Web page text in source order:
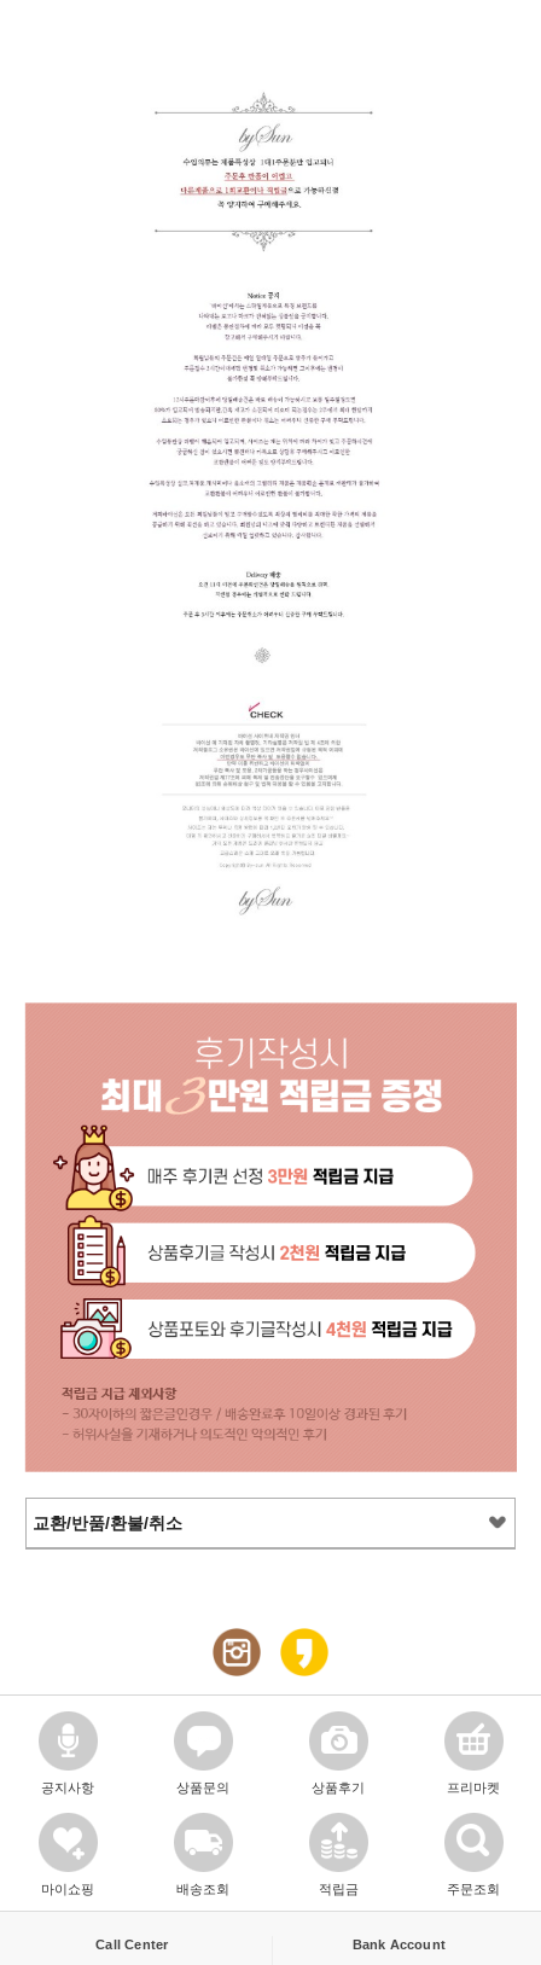
교환/반품/환불/취소
공지사항 상품문의 상품후기 프리마켓
마이쇼핑 배송조회 적립금 주문조회
Call Center Bank Account